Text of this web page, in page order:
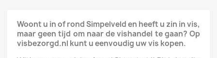
Woont u in of rond Simpelveld en heeft u zin in vis,
maar geen tijd om naar de vishandel te gaan? Op
visbezorgd.nl kunt u eenvoudig uw vis kopen.